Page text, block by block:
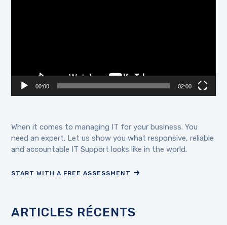
00:00 02:00
When it comes to managing IT for your business. You
need an expert. Let us show you what responsive, reliable
and accountable IT Support looks like in the world.
START WITH A FREE ASSESSMENT
ARTICLES RÉCENTS